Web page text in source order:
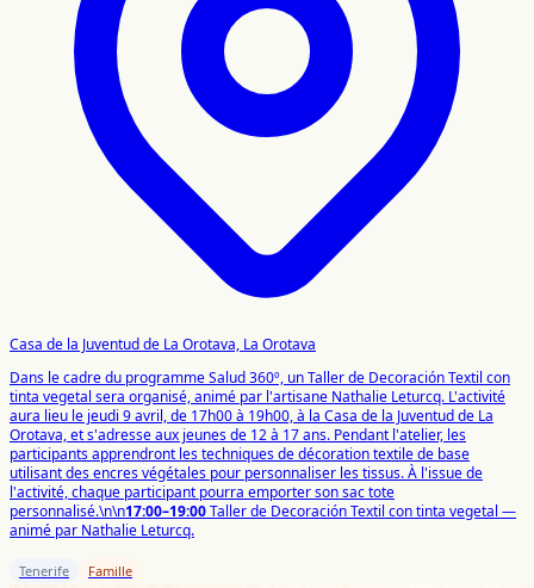
Casa de la Juventud de La Orotava, La Orotava
Dans le cadre du programme Salud 360º, un Taller de Decoración Textil con
tinta vegetal sera organisé, animé par l'artisane Nathalie Leturcq. L'activité
aura lieu le jeudi 9 avril, de 17h00 à 19h00, à la Casa de la Juventud de La
Orotava, et s'adresse aux jeunes de 12 à 17 ans. Pendant l'atelier, les
participants apprendront les techniques de décoration textile de base
utilisant des encres végétales pour personnaliser les tissus. À l'issue de
l'activité, chaque participant pourra emporter son sac tote
personnalisé.\n\n17:00–19:00Taller de Decoración Textil con tinta vegetal —
animé par Nathalie Leturcq.
Tenerife Famille